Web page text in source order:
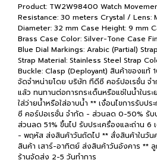
Product: TW2W98400 Watch
Resistance: 30 meters Crystal / Lens:
Diameter: 32 mm Case Height: 9 mm
Brass Case Color: Silver-Tone Case
Blue Dial Markings: Arabic (Partial)
Strap Material: Stainless Steel Strap
Buckle: Clasp (Deployant) สินค้าของแท้
จัดจำหน่ายโดย บริษัท ทีดีซี คอร์ปอเรชั่น จ
แล้ว ทนทานต่อการกระเด็นหรือแช่ในน้ำในระ
ใส่ว่ายน้ำหรือใส่อาบน้ำ ** เงื่อนไขการรับป
ซี คอร์ปอเรชั่น จำกัด - ส่วนลด 0-50% รับ
ส่วนลด 51% ขึ้นไป รับประเครื่องและถ่าน
- พฤหัส ส่งสินค้าวันถัดไป ** สั่งสินค้าในวั
สินค้า เสาร์-อาทิตย์ ส่งสินค้าวันอังคาร **
ร้านจัดส่ง 2-5 วันทำการ